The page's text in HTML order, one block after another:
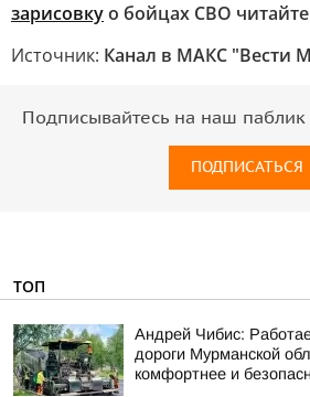
зарисовкуо бойцах СВО
Источник: Канал в МАКС "Вести
Подписывайтесь на наш
ПОДПИСАТЬСЯ
ТОП
Андрей Чибис:
дороги Мурманской
комфортнее и